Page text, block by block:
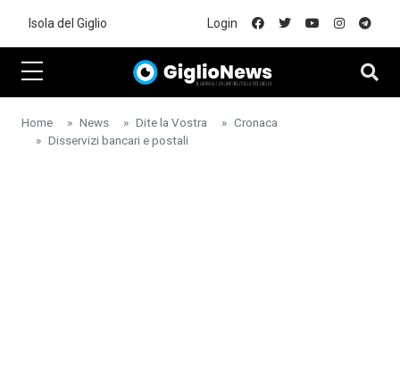
Isola del Giglio Login
Home News Dite la Vostra
Cronaca
Disservizi bancari e postali